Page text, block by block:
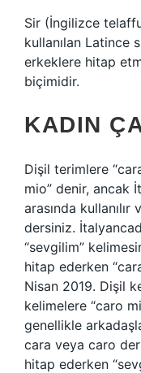
Sir (İngilizce
kullanılan Latince
erkeklere hitap
biçimidir.
KADIN
Dişil terimlere
mio” denir, ancak
arasında kullanılır
dersiniz.
“sevgilim”
hitap ederken
Nisan 2019. Dişil
kelimelere “caro
genellikle
cara veya caro
hitap ederken